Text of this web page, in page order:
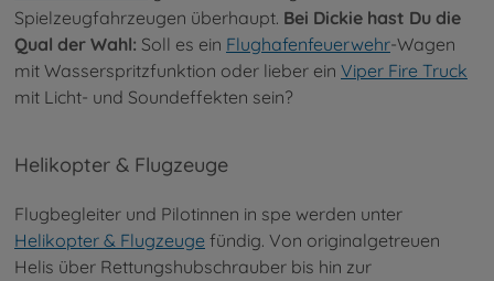
Spielzeugfahrzeugen überhaupt. Bei Dickie hast Du die
Qual der Wahl: Soll es ein Flughafenfeuerwehr-Wagen
mit Wasserspritzfunktion oder lieber ein Viper Fire Truck
mit Licht- und Soundeffekten sein?
Helikopter & Flugzeuge
Flugbegleiter und Pilotinnen in spe werden unter
Helikopter & Flugzeuge fündig. Von originalgetreuen
Helis über Rettungshubschrauber bis hin zur